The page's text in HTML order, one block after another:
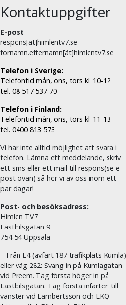
Kontaktuppgifter
E-post
respons[ät]himlentv7.se
fornamn.efternamn[ät]himlentv7.se
Telefon i Sverige:
Telefontid mån, ons, tors kl. 10-12
tel. 08 517 537 70
Telefon i Finland:
Telefontid mån, ons, tors kl. 11-13
tel. 0400 813 573
Vi har inte alltid möjlighet att svara i
telefon. Lämna ett meddelande, skriv
ett sms eller ett mail till respons(se e-
post ovan) så hör vi av oss inom ett
par dagar!
Post- och besöksadress:
Himlen TV7
Lastbilsgatan 9
754 54 Uppsala
– Från E4 (avfart 187 trafikplats Kumla)
eller väg 282: Sväng in på Kumlagatan
vid Preem. Tag första höger in på
Lastbilsgatan. Tag första infarten till
vänster vid Lambertsson och LKQ